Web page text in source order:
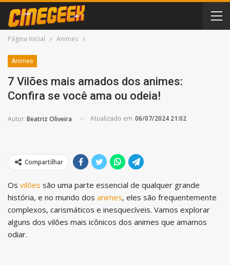
Página Inicial Animes
Animes
7 Vilões mais amados dos animes:
Confira se você ama ou odeia!
Autor Beatriz Oliveira Atualizado em 06/07/2024 21:02
Compartilhar
Os vilões são uma parte essencial de qualquer grande
história, e no mundo dos animes, eles são frequentemente
complexos, carismáticos e inesquecíveis. Vamos explorar
alguns dos vilões mais icônicos dos animes que amamos
odiar.